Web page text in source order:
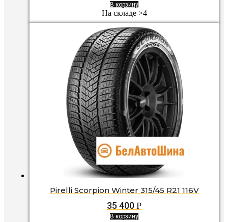
В корзину
На складе >4
Pirelli Scorpion Winter 315/45 R21 116V
35 400 Р
В корзину